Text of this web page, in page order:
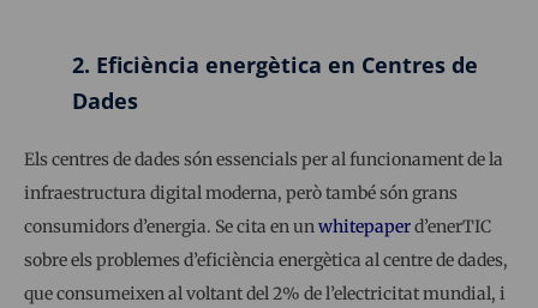
2. Eficiència energètica en Centres de
Dades
Els centres de dades són essencials per al funcionament de la
infraestructura digital moderna, però també són grans
consumidors d’energia. Se cita en unwhitepaperd’enerTIC
sobre els problemes d’eficiència energètica al centre de dades,
que consumeixen al voltant del 2% de l’electricitat mundial, i